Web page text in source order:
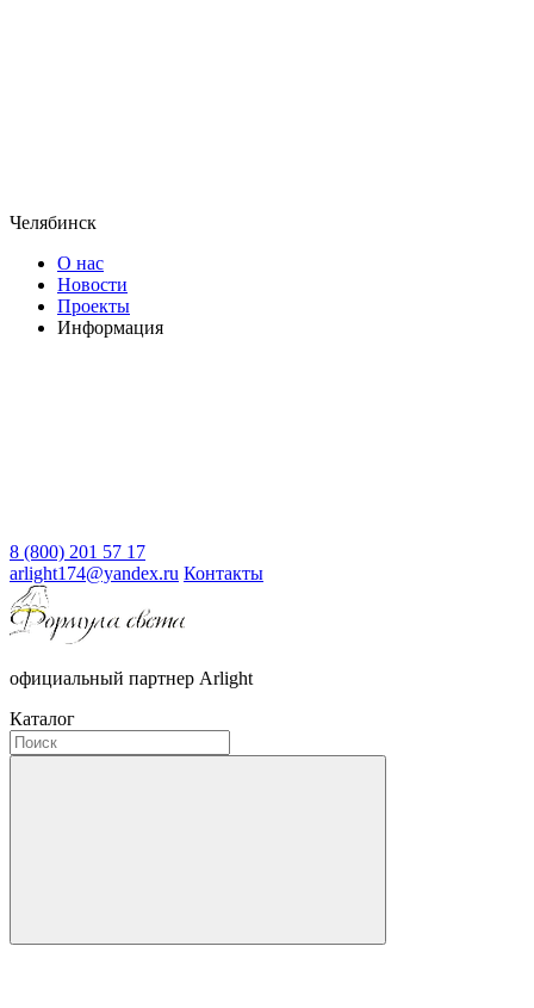
Челябинск
О нас
Новости
Проекты
Информация
8 (800) 201 57 17
arlight174@yandex.ru Контакты
официальный партнер Arlight
Каталог